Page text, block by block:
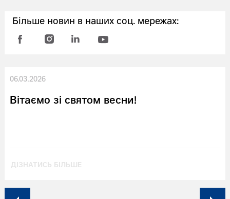
Більше новин в наших соц. мережах:
06.03.2026
Вітаємо зі святом весни!
ДІЗНАТИСЬ БІЛЬШЕ